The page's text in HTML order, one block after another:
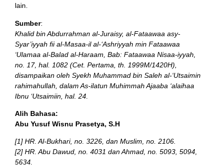
lain.
Sumber:
Khalid bin Abdurrahman al-Juraisy, al-Fataawaa asy-
Syar’iyyah fii al-Masaa-il al-‘Ashriyyah min Fataawaa
‘Ulamaa al-Balad al-Haraam, Bab: Fataawaa Nisaa-iyyah,
no. 17, hal. 1082 (Cet. Pertama, th. 1999M/1420H),
disampaikan oleh Syekh Muhammad bin Saleh al-‘Utsaimin
rahimahullah, dalam As-ilatun Muhimmah Ajaaba ‘alaihaa
Ibnu ‘Utsaimiin, hal. 24.
Alih Bahasa:
Abu Yusuf Wisnu Prasetya, S.H
[1] HR. Al-Bukhari, no. 3226, dan Muslim, no. 2106.
[2] HR. Abu Dawud, no. 4031 dan Ahmad, no. 5093, 5094,
5634.